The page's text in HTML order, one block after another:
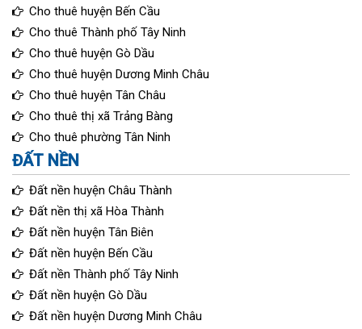
Cho thuê huyện Bến Cầu
Cho thuê Thành phố Tây Ninh
Cho thuê huyện Gò Dầu
Cho thuê huyện Dương Minh Châu
Cho thuê huyện Tân Châu
Cho thuê thị xã Trảng Bàng
Cho thuê phường Tân Ninh
ĐẤT NỀN
Đất nền huyện Châu Thành
Đất nền thị xã Hòa Thành
Đất nền huyện Tân Biên
Đất nền huyện Bến Cầu
Đất nền Thành phố Tây Ninh
Đất nền huyện Gò Dầu
Đất nền huyện Dương Minh Châu